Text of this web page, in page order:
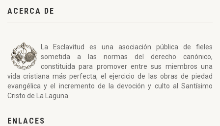
ACERCA DE
La Esclavitud es una asociación pública de fieles
sometida a las normas del derecho canónico,
constituida para promover entre sus miembros una
vida cristiana más perfecta, el ejercicio de las obras de piedad
evangélica y el incremento de la devoción y culto al Santísimo
Cristo de La Laguna.
ENLACES